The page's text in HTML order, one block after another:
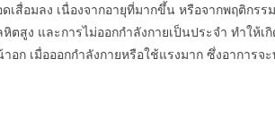
เสื่อมลง เนื่องจากอายุที่มากขึ้น หรือจากพฤติกร
สูง และการไม่ออกกำลังกายเป็นประจำ ทำให้
ก เมื่อออกกำลังกายหรือใช้แรงมาก ซึ่งอาการจ